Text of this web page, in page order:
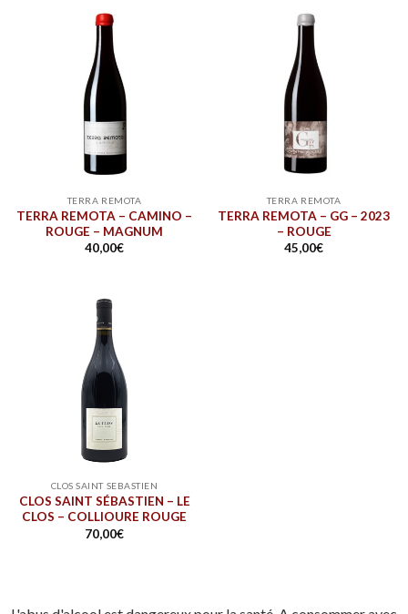
TERRA REMOTA
TERRA REMOTA – CAMINO –
ROUGE – MAGNUM
40,00€
TERRA REMOTA
TERRA REMOTA – GG – 2023
– ROUGE
45,00€
CLOS SAINT SEBASTIEN
CLOS SAINT SÉBASTIEN – LE
CLOS – COLLIOURE ROUGE
70,00€